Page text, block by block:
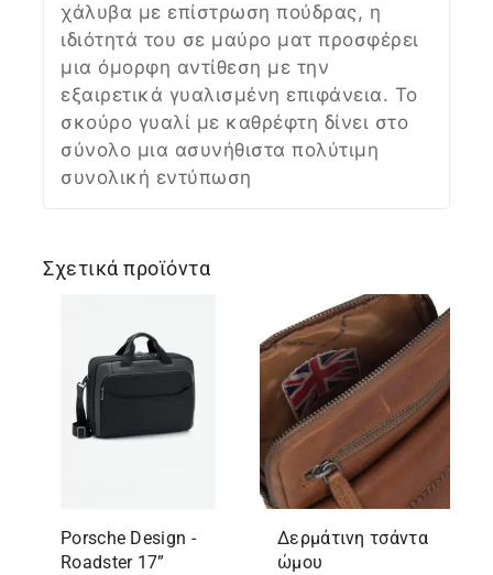
χάλυβα με επίστρωση πούδρας, η
ιδιότητά του σε μαύρο ματ προσφέρει
μια όμορφη αντίθεση με την
εξαιρετικά γυαλισμένη επιφάνεια. Το
σκούρο γυαλί με καθρέφτη δίνει στο
σύνολο μια ασυνήθιστα πολύτιμη
συνολική εντύπωση
Σχετικά προϊόντα
Porsche Design -
Roadster 17”
Δερμάτινη τσάντα
ώμου